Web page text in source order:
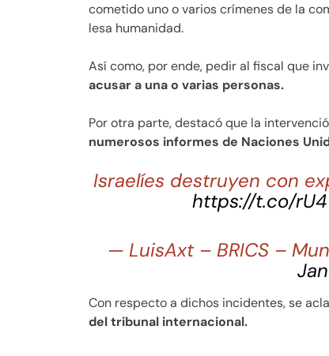
cometido uno o varios crímenes de la
lesa humanidad.
Así como, por ende, pedir al fiscal que
acusar a una o varias personas.
Por otra parte, destacó que la
numerosos informes de Naciones
Israelíes destruyen con
https://t.co/
— LuisAxt – BRICS –
Con respecto a dichos incidentes, se
del tribunal internacional.